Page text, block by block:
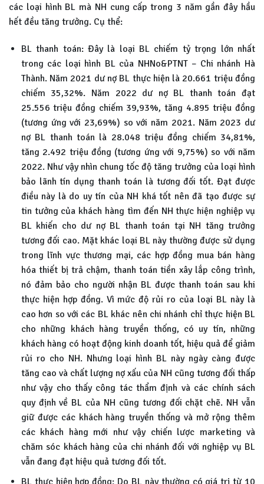
các loại hình BL mà NH cung cấp trong 3 năm gần đây hầu
hết đều tăng trưởng. Cụ thể:
BL thanh toán: Đây là loại BL chiếm tỷ trọng lớn nhất
trong các loại hình BL của NHNo&PTNT – Chi nhánh Hà
Thành. Năm 2021 dư nợ BL thực hiện là 20.661 triệu đồng
chiếm 35,32%. Năm 2022 dư nợ BL thanh toán đạt
25.556 triệu đồng chiếm 39,93%, tăng 4.895 triệu đồng
(tương ứng với 23,69%) so với năm 2021. Năm 2023 dư
nợ BL thanh toán là 28.048 triệu đồng chiếm 34,81%,
tăng 2.492 triệu đồng (tương ứng với 9,75%) so với năm
2022. Như vậy nhìn chung tốc độ tăng trưởng của loại hình
bảo lãnh tín dụng thanh toán là tương đối tốt. Đạt được
điều này là do uy tín của NH khá tốt nên đã tạo được sự
tin tưởng của khách hàng tìm đến NH thực hiện nghiệp vụ
BL khiến cho dư nợ BL thanh toán tại NH tăng trưởng
tương đối cao. Mặt khác loại BL này thường được sử dụng
trong lĩnh vực thương mại, các hợp đồng mua bán hàng
hóa thiết bị trả chậm, thanh toán tiền xây lắp công trình,
nó đảm bảo cho người nhận BL được thanh toán sau khi
thực hiện hợp đồng. Vì mức độ rủi ro của loại BL này là
cao hơn so với các BL khác nên chi nhánh chỉ thực hiện BL
cho những khách hàng truyền thống, có uy tín, những
khách hàng có hoạt động kinh doanh tốt, hiệu quả để giảm
rủi ro cho NH. Nhưng loại hình BL này ngày càng được
tăng cao và chất lượng nợ xấu của NH cũng tương đối thấp
như vậy cho thấy công tác thẩm định và các chính sách
quy định về BL của NH cũng tương đối chặt chẽ. NH vẫn
giữ được các khách hàng truyền thống và mở rộng thêm
các khách hàng mới như vậy chiến lược marketing và
chăm sóc khách hàng của chi nhánh đối với nghiệp vụ BL
vẫn đang đạt hiệu quả tương đối tốt.